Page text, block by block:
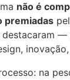
não é
premiadas
destacaram —
na